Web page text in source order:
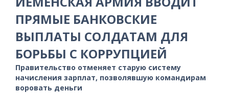
ПРЯМЫЕ БАНКОВСКИЕ
ВЫПЛАТЫ СОЛДАТАМ ДЛЯ
БОРЬБЫ С КОРРУПЦИЕЙ
Правительство отменяет старую систему
начисления зарплат, позволявшую командирам
воровать деньги